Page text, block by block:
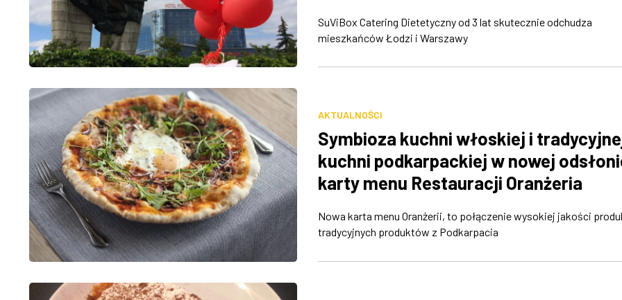
SuViBox Catering Dietetyczny od 3 lat skutecznie odchudza
mieszkańców Łodzi i Warszawy
AKTUALNOŚCI
Symbioza kuchni włoskiej i
kuchni podkarpackiej w nowej
karty menu Restauracji Oranżeria
Nowa karta menu Oranżerii, to połączenie wysokiej jakości
tradycyjnych produktów z Podkarpacia